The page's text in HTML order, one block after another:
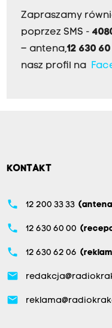
Zapraszamy
poprzez SMS -
– antena,12 630
nasz profil na
KONTAKT
phone 12 200 33 33
phone 12 630 60 00
phone 12 630 62 06
email
email